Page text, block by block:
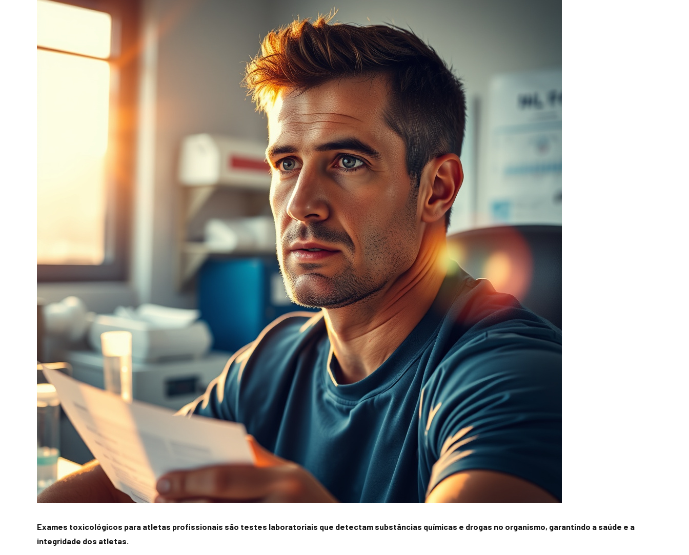
Exames toxicológicos para atletas profissionais são testes laboratoriais que detectam substâncias químicas e drogas no organismo, garantindo a saúde e a
integridade dos atletas.